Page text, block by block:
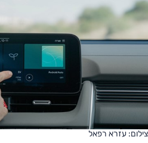
צילום: עזרא רפאל